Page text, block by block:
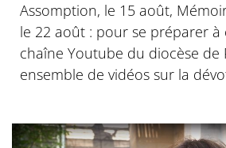
Assomption, le 15 août,
le 22 août : pour se préparer à
chaîne Youtube du diocèse de
ensemble de vidéos sur la